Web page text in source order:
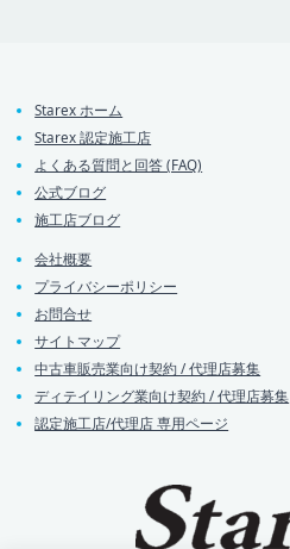
Starex ホーム
Starex 認定施工店
よくある質問と回答 (FAQ)
公式ブログ
施工店ブログ
会社概要
プライバシーポリシー
お問合せ
サイトマップ
中古車販売業向け契約 / 代理店募集
ディテイリング業向け契約 / 代理店募集
認定施工店/代理店 専用ページ